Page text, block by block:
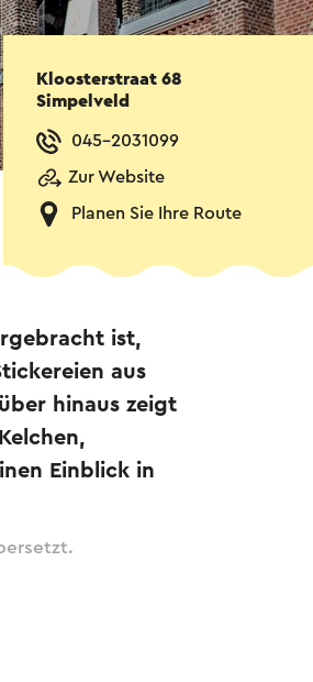
Kloosterstraat 68
Simpelveld
045-2031099
Zur Website
Planen Sie Ihre Route
ist,
aus
hinaus zeigt
Einblick in